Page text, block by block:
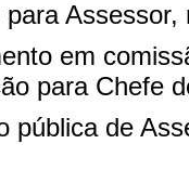
em
para Chefe
pública de